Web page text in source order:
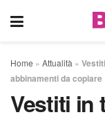
Home » Attualità »
abbinamenti da copiare
Vestiti in